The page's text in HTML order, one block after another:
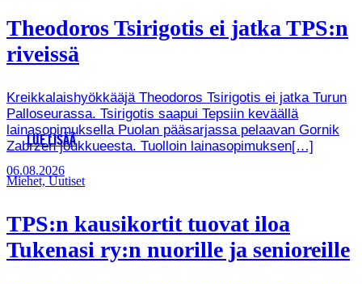
Theodoros Tsirigotis ei jatka TPS:n
riveissä
Kreikkalaishyökkääjä Theodoros Tsirigotis ei jatka Turun
Palloseurassa. Tsirigotis saapui Tepsiin keväällä
lainasopimuksella Puolan pääsarjassa pelaavan Gornik
Zabrzen joukkueesta. Tuolloin lainasopimuksen[…]
LUE LISÄÄ
06.08.2026
Miehet, Uutiset
TPS:n kausikortit tuovat iloa
Tukenasi ry:n nuorille ja senioreille